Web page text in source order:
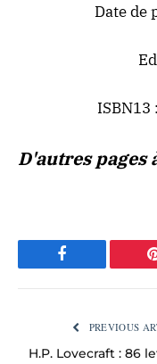
Date de
D'autres pages
Facebook
PREVIOUS
H.P. Lovecraft : 86